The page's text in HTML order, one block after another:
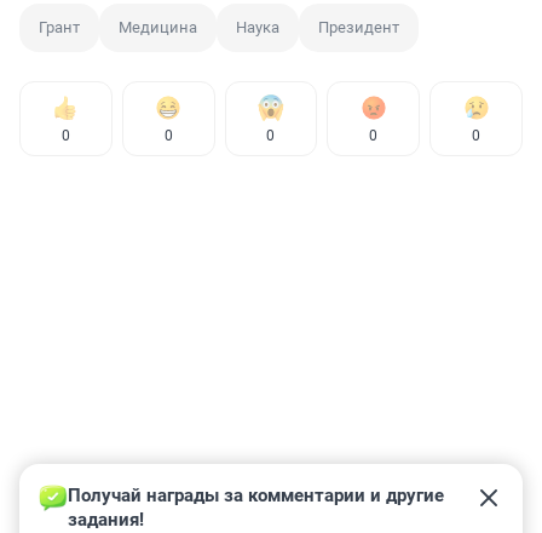
Грант Медицина Наука Президент
0 0 0 0 0
Получай награды за комментарии и другие
задания!